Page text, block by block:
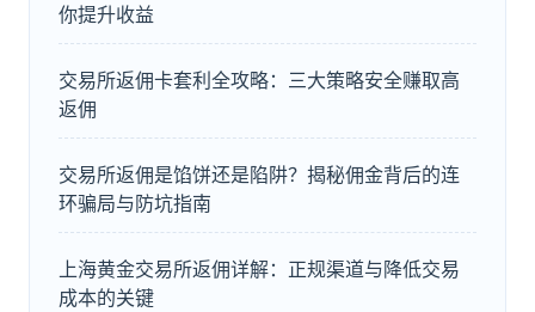
你提升收益
交易所返佣卡套利全攻略：三大策略安全赚取高
返佣
交易所返佣是馅饼还是陷阱？揭秘佣金背后的连
环骗局与防坑指南
上海黄金交易所返佣详解：正规渠道与降低交易
成本的关键